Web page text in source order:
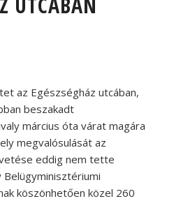
az Egészségház utcában,
beszakadt
március óta várat magára
megvalósulását az
eddig nem tette
köszönhetően közel 260